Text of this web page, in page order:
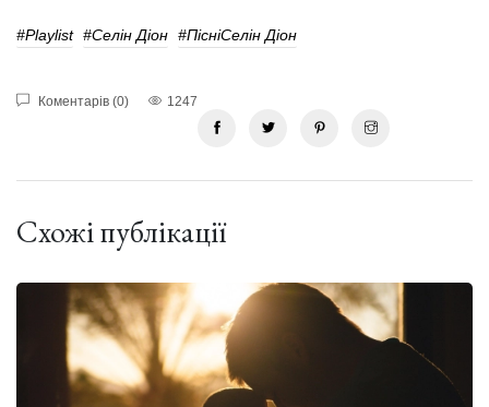
#playlist #Селін Діон #ПісніСелін Діон
Коментарів (0) 1247
Схожі публікації